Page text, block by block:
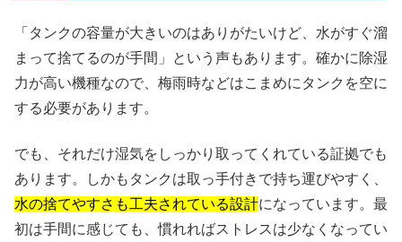
「タンクの容量が大きいのはありがたいけど、水がすぐ溜
まって捨てるのが手間」という声もあります。確かに除湿
力が高い機種なので、梅雨時などはこまめにタンクを空に
する必要があります。
でも、それだけ湿気をしっかり取ってくれている証拠でも
あります。しかもタンクは取っ手付きで持ち運びやすく、
水の捨てやすさも工夫されている設計になっています。最
初は手間に感じても、慣れればストレスは少なくなってい